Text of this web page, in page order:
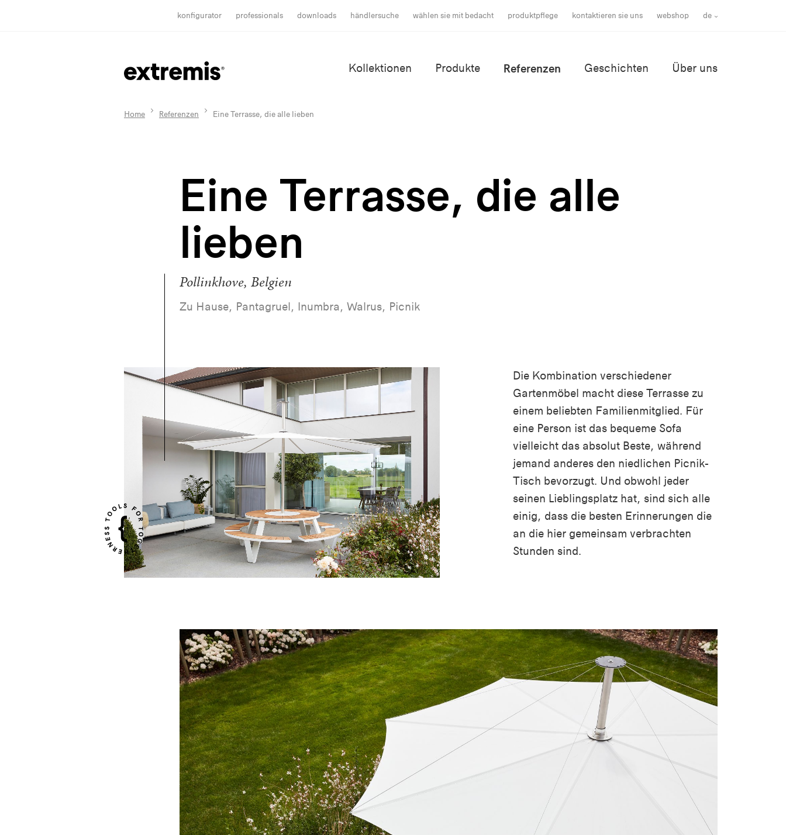
konfigurator professionals downloads händlersuche wählen sie mit bedacht produktpflege kontaktieren sie uns webshop de
Kollektionen Produkte Referenzen Geschichten Über uns
Home Referenzen Eine Terrasse, die alle lieben
Eine Terrasse, die alle
lieben
Pollinkhove, Belgien
Zu Hause, Pantagruel, Inumbra, Walrus, Picnik
Die Kombination verschiedener
Gartenmöbel macht diese Terrasse zu
einem beliebten Familienmitglied. Für
eine Person ist das bequeme Sofa
vielleicht das absolut Beste, während
jemand anderes den niedlichen Picnik-
Tisch bevorzugt. Und obwohl jeder
seinen Lieblingsplatz hat, sind sich alle
einig, dass die besten Erinnerungen die
an die hier gemeinsam verbrachten
Stunden sind.